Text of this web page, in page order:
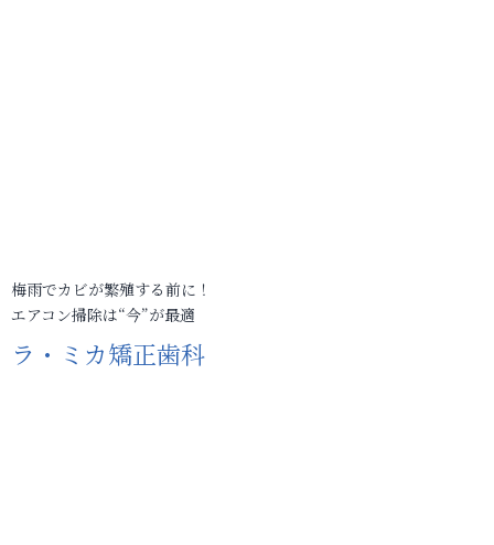
梅雨でカビが繁殖する前に！
エアコン掃除は“今”が最適
ラ・ミカ矯正歯科